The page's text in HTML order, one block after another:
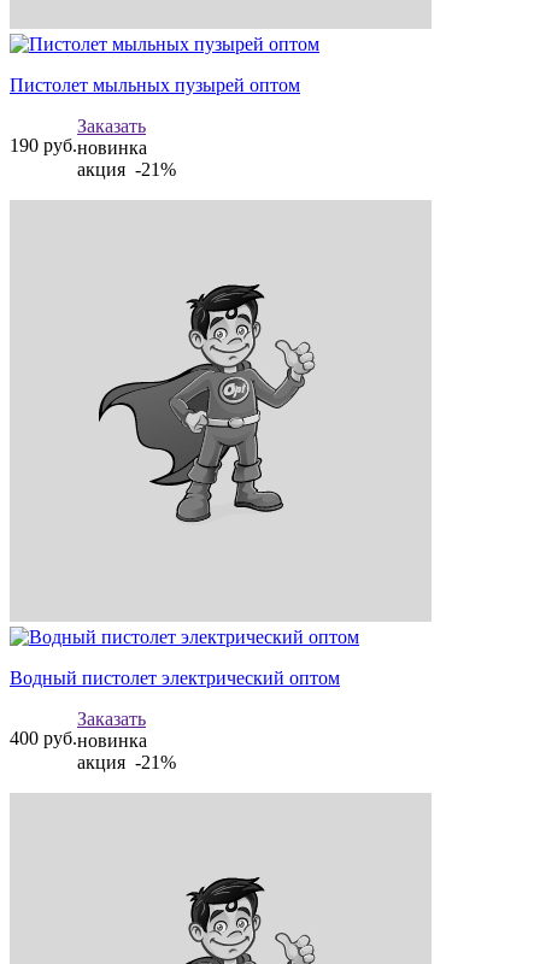
Пистолет мыльных пузырей оптом
190 руб.
Заказать
новинка
акция -21%
Водный пистолет электрический оптом
400 руб.
Заказать
новинка
акция -21%